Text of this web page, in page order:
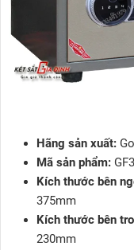
Hãng sản xuất:
Mã sản phẩm:
Kích thước bên
375mm
Kích thước bên
230mm